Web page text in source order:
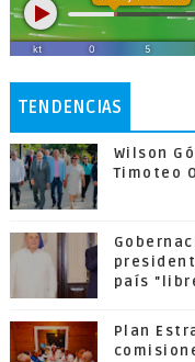
TENDENCIAS
Wilson
Timoteo
país
Plan